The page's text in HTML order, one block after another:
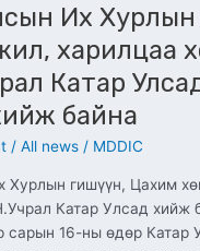
Их
харилцаа
Катар
байна
/All news / MDDIC
Хурлын гишүүн, Цахим
Катар Улсад хийж
сарын 16-ны өдөр